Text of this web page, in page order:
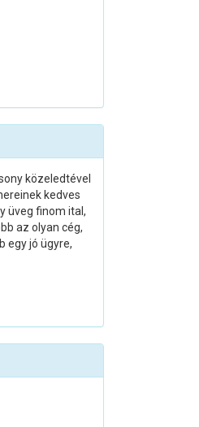
közeledtével
kedves
üveg finom ital,
az olyan cég,
egy jó ügyre,